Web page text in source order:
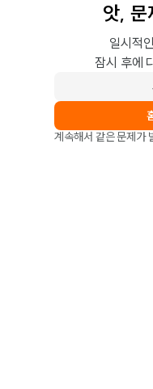
앗, 문
일시적
잠시 후에
계속해서 같은 문제가